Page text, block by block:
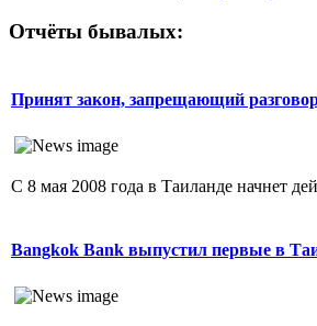
Отчёты бывалых:
Принят закон, запрещающий
С 8 мая 2008 года в Таиланде начнет
Bangkok Bank выпустил первые в